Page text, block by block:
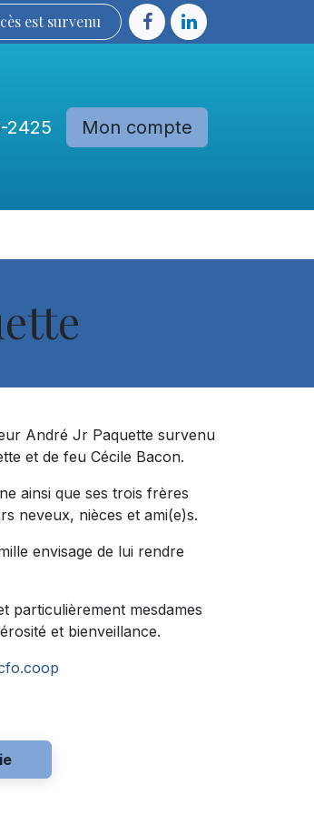
est sur​​​​​​​​ve​nu​​​​​​​​​​
2425 Mon compte
André Jr Paquette survenu
et de feu Cécile Bacon.
ainsi que ses trois frères
neveux, nièces et ami(e)s.
envisage de lui rendre
particulièrement mesdames
et bienveillance.